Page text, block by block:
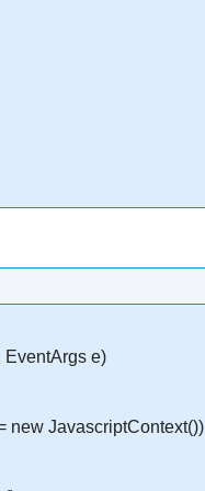
EventArgs e)
JavascriptContext())